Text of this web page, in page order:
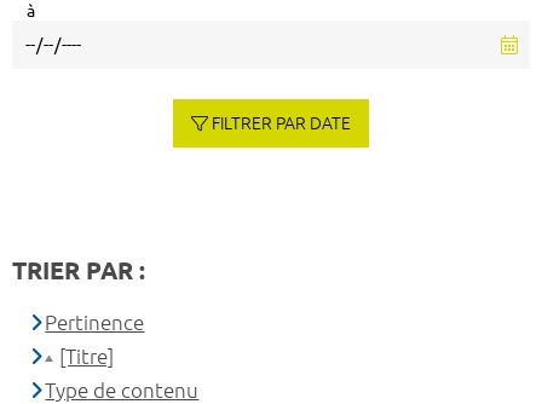
à
FILTRER PAR DATE
TRIER PAR :
Pertinence
[Titre]
Type de contenu